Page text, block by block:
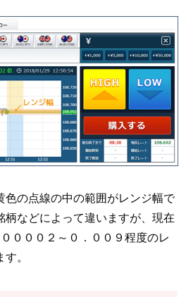
色の点線の中の範囲がレンジ幅で
柄などによって違いますが、現在
０００２～０．００９程度のレ
。